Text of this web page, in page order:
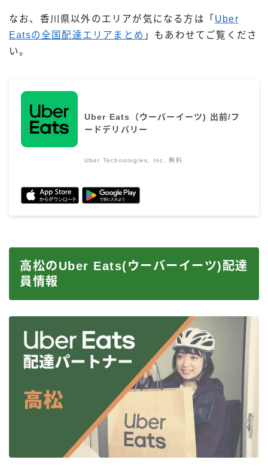
なお、香川県以外のエリアが気になる方は「 Uber
Eatsの全国配達エリアまとめ 」もあわせてご覧くださ
い。
Uber Eats（ウーバーイーツ) 出前/フ
ードデリバリー
Uber Technologies, Inc. 無料
高松のUber Eats(ウーバーイーツ)配達
員情報